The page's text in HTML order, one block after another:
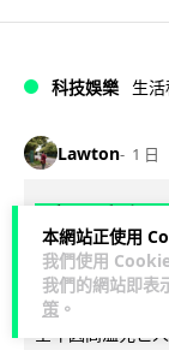
本網站正使用
我們使用
我們的網站即表
策 。
科技娛樂 生
Lawton 1 日
率僅 3%
德國今夏持續熱
全年因高溫死亡